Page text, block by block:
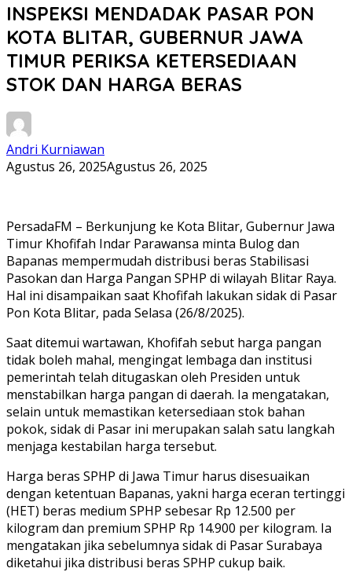
INSPEKSI MENDADAK PASAR PON
KOTA BLITAR, GUBERNUR JAWA
TIMUR PERIKSA KETERSEDIAAN
STOK DAN HARGA BERAS
Andri Kurniawan
Agustus 26, 2025Agustus 26, 2025
PersadaFM – Berkunjung ke Kota Blitar, Gubernur Jawa
Timur Khofifah Indar Parawansa minta Bulog dan
Bapanas mempermudah distribusi beras Stabilisasi
Pasokan dan Harga Pangan SPHP di wilayah Blitar Raya.
Hal ini disampaikan saat Khofifah lakukan sidak di Pasar
Pon Kota Blitar, pada Selasa (26/8/2025).
Saat ditemui wartawan, Khofifah sebut harga pangan
tidak boleh mahal, mengingat lembaga dan institusi
pemerintah telah ditugaskan oleh Presiden untuk
menstabilkan harga pangan di daerah. Ia mengatakan,
selain untuk memastikan ketersediaan stok bahan
pokok, sidak di Pasar ini merupakan salah satu langkah
menjaga kestabilan harga tersebut.
Harga beras SPHP di Jawa Timur harus disesuaikan
dengan ketentuan Bapanas, yakni harga eceran tertinggi
(HET) beras medium SPHP sebesar Rp 12.500 per
kilogram dan premium SPHP Rp 14.900 per kilogram. Ia
mengatakan jika sebelumnya sidak di Pasar Surabaya
diketahui jika distribusi beras SPHP cukup baik.